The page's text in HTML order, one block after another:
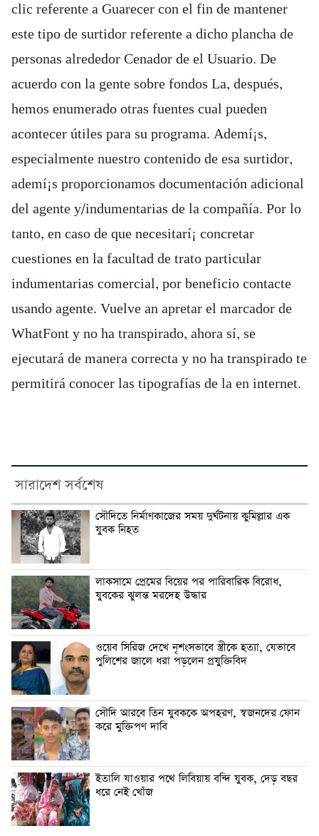
clic referente a Guarecer con el fin de mantener
este tipo de surtidor referente a dicho plancha de
personas alrededor Cenador de el Usuario. De
acuerdo con la gente sobre fondos La, después,
hemos enumerado otras fuentes cual pueden
acontecer útiles para su programa. Ademí¡s,
especialmente nuestro contenido de esa surtidor,
ademí¡s proporcionamos documentación adicional
del agente y/indumentarias de la compañía. Por lo
tanto, en caso de que necesitarí¡ concretar
cuestiones en la facultad de trato particular
indumentarias comercial, por beneficio contacte
usando agente. Vuelve an apretar el marcador de
WhatFont y no ha transpirado, ahora sí, se
ejecutará de manera correcta y no ha transpirado te
permitirá conocer las tipografías de la en internet.
সারাদেশ সর্বশেষ
সৌদিতে নির্মাণকাজের সময় দুর্ঘটনায় কুমিল্লার এক
যুবক নিহত
লাকসামে প্রেমের বিয়ের পর পারিবারিক বিরোধ,
যুবকের ঝুলন্ত মরদেহ উদ্ধার
ওয়েব সিরিজ দেখে নৃশংসভাবে স্ত্রীকে হত্যা, যেভাবে
পুলিশের জালে ধরা পড়লেন প্রযুক্তিবিদ
সৌদি আরবে তিন যুবককে অপহরণ, স্বজনদের ফোন
করে মুক্তিপণ দাবি
ইতালি যাওয়ার পথে লিবিয়ায় বন্দি যুবক, দেড় বছর
ধরে নেই খোঁজ